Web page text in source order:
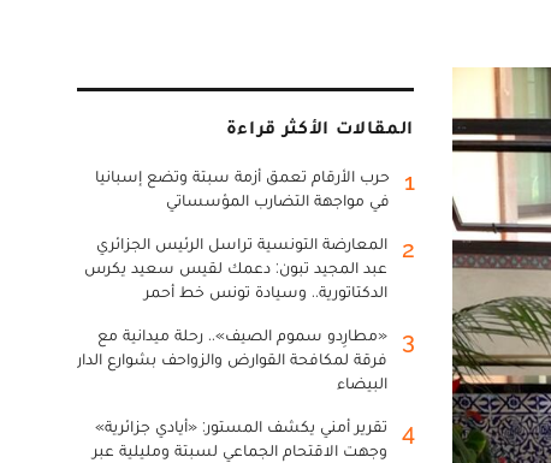
المقالات الأكثر قراءة
1
حرب الأرقام تعمق أزمة سبتة وتضع إسبانيا
في مواجهة التضارب المؤسساتي
2
المعارضة التونسية تراسل الرئيس الجزائري
عبد المجيد تبون: دعمك لقيس سعيد يكرس
الدكتاتورية.. وسيادة تونس خط أحمر
3
«مطارِدو سموم الصيف».. رحلة ميدانية مع
فرقة لمكافحة القوارض والزواحف بشوارع الدار
البيضاء
4
تقرير أمني يكشف المستور: «أيادي جزائرية»
وجهت الاقتحام الجماعي لسبتة ومليلية عبر